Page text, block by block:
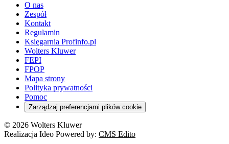
O nas
Zespół
Kontakt
Regulamin
Księgarnia Profinfo.pl
Wolters Kluwer
FEPI
FPOP
Mapa strony
Polityka prywatności
Pomoc
Zarządzaj preferencjami plików cookie
© 2026 Wolters Kluwer
Realizacja Ideo Powered by: CMS Edito